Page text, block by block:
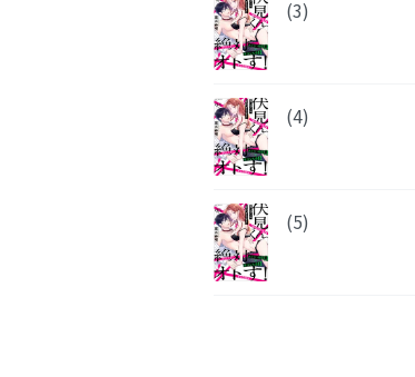
(3)
(4)
(5)